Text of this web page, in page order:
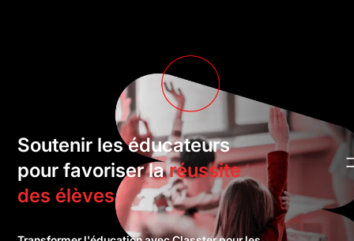
Soutenir les éducateurs
pour favoriser laréussite
des élèves